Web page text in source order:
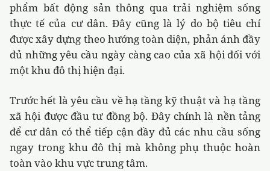
phẩm bất động sản thông qua trải nghiệm sống
thực tế của cư dân. Đây cũng là lý do bộ tiêu chí
được xây dựng theo hướng toàn diện, phản ánh đầy
đủ những yêu cầu ngày càng cao của xã hội đối với
một khu đô thị hiện đại.
Trước hết là yêu cầu về hạ tầng kỹ thuật và hạ tầng
xã hội được đầu tư đồng bộ. Đây chính là nền tảng
để cư dân có thể tiếp cận đầy đủ các nhu cầu sống
ngay trong khu đô thị mà không phụ thuộc hoàn
toàn vào khu vực trung tâm.